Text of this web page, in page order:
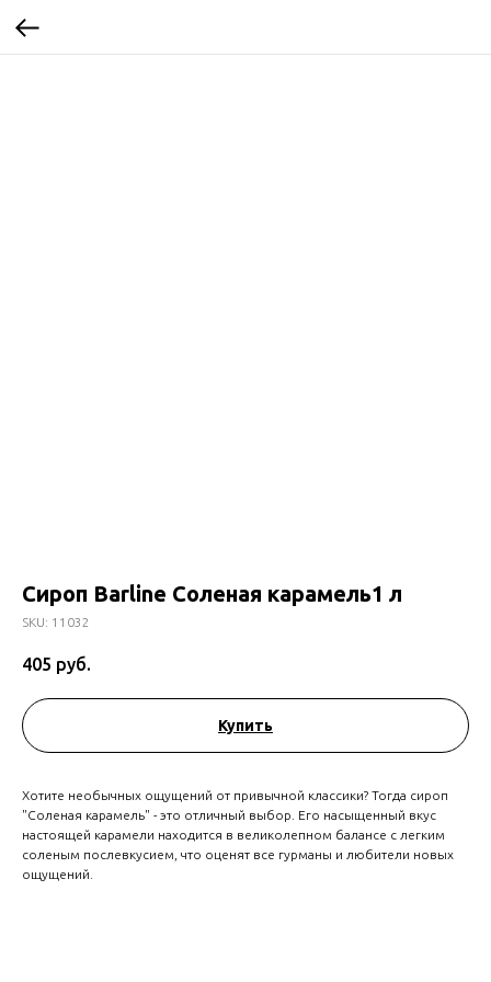
Сироп Barline Соленая карамель1 л
SKU: 11032
405 руб.
Купить
Хотите необычных ощущений от привычной классики? Тогда сироп
"Соленая карамель" - это отличный выбор. Его насыщенный вкус
настоящей карамели находится в великолепном балансе с легким
соленым послевкусием, что оценят все гурманы и любители новых
ощущений.